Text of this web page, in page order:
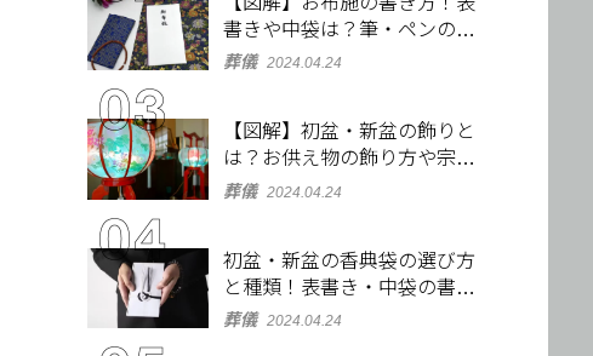
書きや中袋は？筆・ペンのマ
ナーとよくあるQ&A集
葬儀 2024.04.24
【図解】初盆・新盆の飾りと
は？お供え物の飾り方や宗派
ごとの違いを解説！
葬儀 2024.04.24
初盆・新盆の香典袋の選び方
と種類！表書き・中袋の書き
方、お札の入れ方も
葬儀 2024.04.24